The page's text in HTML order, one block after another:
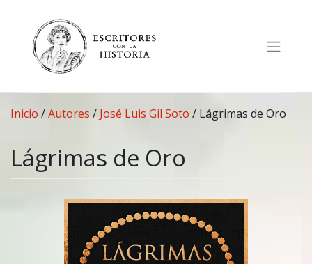
contenido
Inicio /Autores / José Luis Gil Soto / Lágrimas de Oro
Lágrimas de Oro